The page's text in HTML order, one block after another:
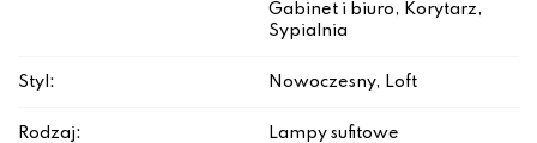
Gabinet i biuro, Korytarz,
Sypialnia
Styl: Nowoczesny, Loft
Rodzaj: Lampy sufitowe